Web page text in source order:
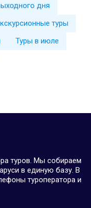
дня
туры
Туры в июле
туров. Мы собираем
в единую базу. В
туроператора и